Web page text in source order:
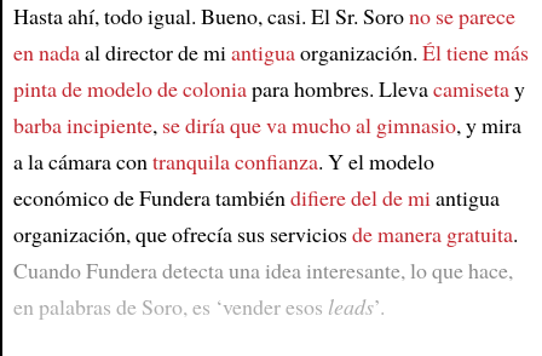
Hasta ahí, todo igual. Bueno, casi. El Sr. Sorono se parece
en nadaal director de miantiguaorganización. Él tiene más
pinta de modelo de coloniapara hombres. Llevacamisetay
barba incipiente, se diría que va mucho al gimnasio, y mira
a la cámara contranquila confianza. Y el modelo
económico de Fundera tambiéndifiere del de miantigua
organización, que ofrecía sus serviciosde manera gratuita.
Cuando Fundera detecta una idea interesante, lo que hace,
en palabras de Soro, es ‘vender esos leads’.